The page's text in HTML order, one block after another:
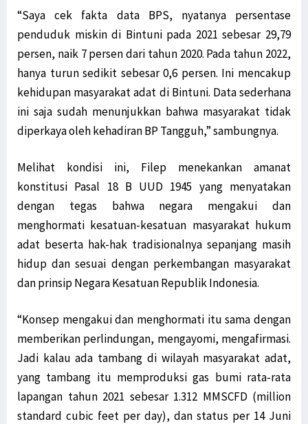
“Saya cek fakta data BPS, nyatanya persentase
penduduk miskin di Bintuni pada 2021 sebesar 29,79
persen, naik 7 persen dari tahun 2020. Pada tahun 2022,
hanya turun sedikit sebesar 0,6 persen. Ini mencakup
kehidupan masyarakat adat di Bintuni. Data sederhana
ini saja sudah menunjukkan bahwa masyarakat tidak
diperkaya oleh kehadiran BP Tangguh,” sambungnya.
Melihat kondisi ini, Filep menekankan amanat
konstitusi Pasal 18 B UUD 1945 yang menyatakan
dengan tegas bahwa negara mengakui dan
menghormati kesatuan-kesatuan masyarakat hukum
adat beserta hak-hak tradisionalnya sepanjang masih
hidup dan sesuai dengan perkembangan masyarakat
dan prinsip Negara Kesatuan Republik Indonesia.
“Konsep mengakui dan menghormati itu sama dengan
memberikan perlindungan, mengayomi, mengafirmasi.
Jadi kalau ada tambang di wilayah masyarakat adat,
yang tambang itu memproduksi gas bumi rata-rata
lapangan tahun 2021 sebesar 1.312 MMSCFD (million
standard cubic feet per day), dan status per 14 Juni